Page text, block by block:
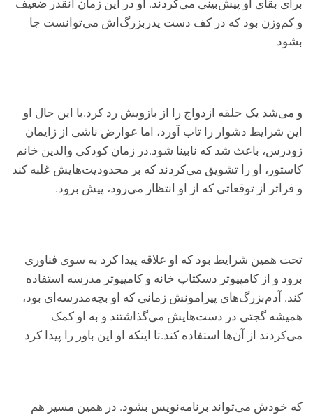
و کم‌وزن بود که در کف دست پدربزرگ‌اش می‌توانست جا
بشود
و می‌شد یک حلقه ازدواج را از بازویش رد کرد.با این حال او
این شرایط دشوار را تاب آورد، اما عوارض ناشی از زایمان
زودرس، باعث شد که نابینا شود.در زمان کودکی والدین خانم
کاستور، او را تشویق می‌کردند که بر محدودیت‌هایش غلبه کند
و فرا‌تر از توقعاتی که از او انتظار می‌رود، پیش برود.
تحت همین شرایط بود که او علاقه پیدا کرد به سوی فناوری
برود و از کامپیو‌تر دسکتاپ خانه و کامپیو‌تر مدرسه استفاده
کند. آدم‌بزرگ‌های پیرامونش زمانی که او بچه‌مدرسه‌ای بود،
همیشه گجتی در دست‌هایش می‌گذاشتند و به او کمک
می‌کردند از آن‌ها استفاده کند.تا اینکه او این باور را پیدا کرد
که خودش می‌تواند برنامه‌نویس بشود. در همین مسیر هم